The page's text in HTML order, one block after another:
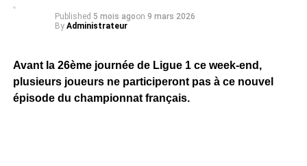
Published 5 mois agoon 9 mars 2026
By Administrateur
Avant la 26ème journée de Ligue 1 ce week-end,
plusieurs joueurs ne participeront pas à ce nouvel
épisode du championnat français.